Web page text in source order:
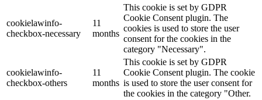
cookielawinfo-
checkbox-necessary
11
months
This cookie is set by GDPR
Cookie Consent plugin. The
cookies is used to store the user
consent for the cookies in the
category "Necessary".
cookielawinfo-
checkbox-others
11
months
This cookie is set by GDPR
Cookie Consent plugin. The cookie
is used to store the user consent for
the cookies in the category "Other.